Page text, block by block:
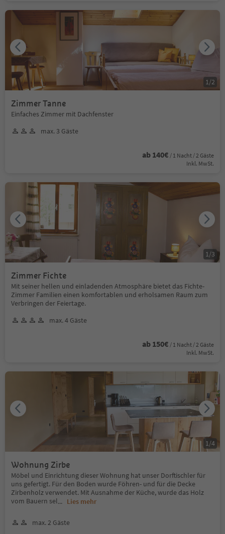
Zimmer Tanne
Einfaches Zimmer mit Dachfenster
max. 3 Gäste
ab 140€ / 1 Nacht / 2 Gäste
Inkl. MwSt.
1 /2
Zimmer Fichte
Mit seiner hellen und einladenden Atmosphäre bietet das Fichte-
Zimmer Familien einen komfortablen und erholsamen Raum zum
Verbringen der Feiertage.
max. 4 Gäste
ab 150€ / 1 Nacht / 2 Gäste
Inkl. MwSt.
1 /3
Wohnung Zirbe
Möbel und Einrichtung dieser Wohnung hat unser Dorftischler für
uns gefertigt. Für den Boden wurde Föhren- und für die Decke
Zirbenholz verwendet. Mit Ausnahme der Küche, wurde das Holz
vom Bauern sel... Lies mehr
max. 2 Gäste
1 /4